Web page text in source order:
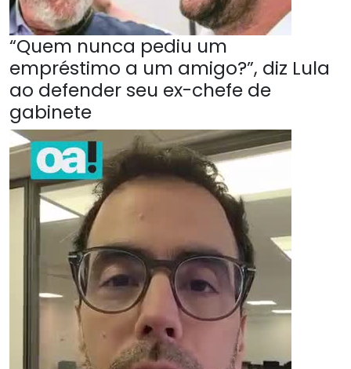
“Quem nunca pediu um
empréstimo a um amigo?”, diz Lula
ao defender seu ex-chefe de
gabinete